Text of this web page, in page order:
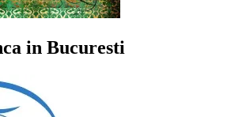
in Bucuresti